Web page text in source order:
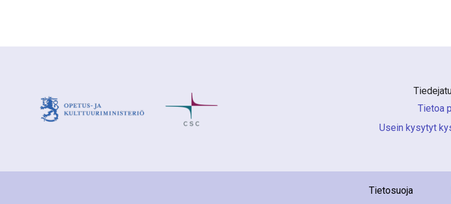
Tietoa
Usein kysytyt
Tietosuoja